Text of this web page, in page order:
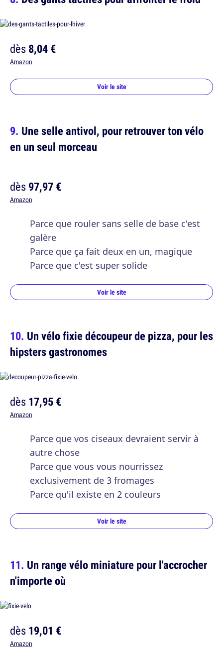
dès8,04 €
Amazon
Voir le site
Une selle antivol, pour retrouver ton vélo
en un seul morceau
dès97,97 €
Amazon
Parce que rouler sans selle de base c'est
galère
Parce que ça fait deux en un, magique
Parce que c'est super solide
Voir le site
Un vélo fixie découpeur de pizza, pour les
hipsters gastronomes
dès17,95 €
Amazon
Parce que vos ciseaux devraient servir à
autre chose
Parce que vous vous nourrissez
exclusivement de 3 fromages
Parce qu'il existe en 2 couleurs
Voir le site
Un range vélo miniature pour l'accrocher
n'importe où
dès19,01 €
Amazon